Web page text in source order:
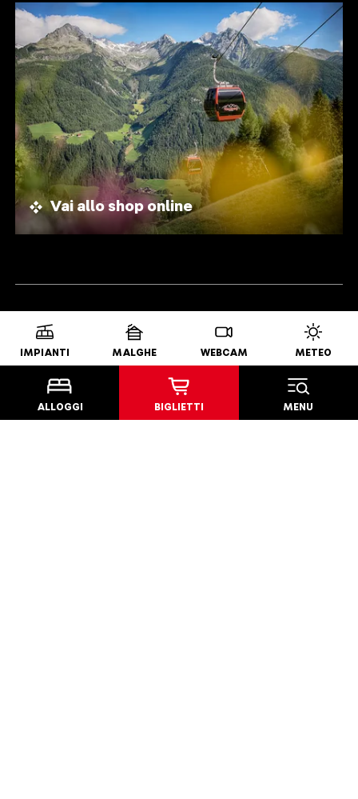
IMPIANTI MALGHE WEBCAM METEO
ALLOGGI BIGLIETTI MENU
Vai allo shop online
RICONOSCIMENTI